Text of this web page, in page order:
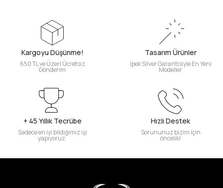
Kargoyu Düşünme!
650 TL ve Üzeri Ücretsiz
Gönderim
Tasarım Ürünler
İpek Silver Garantisiyle En Yeni
Modeller
+ 45 Yıllık Tecrübe
Sadece en iyi bildiğimiz işi
yapıyoruz.
Hızlı Destek
Sorununuz bizim için
öncelik!